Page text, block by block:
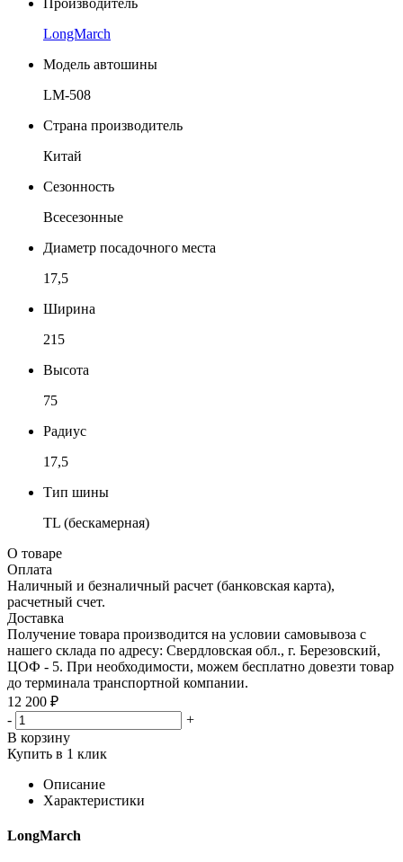
LongMarch
Модель автошины
LM-508
Страна производитель
Китай
Сезонность
Всесезонные
Диаметр посадочного места
17,5
Ширина
215
Высота
75
Радиус
17,5
Тип шины
TL (бескамерная)
О товаре
Оплата
Наличный и безналичный расчет (банковская карта),
расчетный счет.
Доставка
Получение товара производится на условии самовывоза с
нашего склада по адресу: Свердловская обл., г. Березовский,
ЦОФ - 5. При необходимости, можем бесплатно довезти товар
до терминала транспортной компании.
12 200 ₽
-
+
В корзину
Купить в 1 клик
Описание
Характеристики
LongMarch